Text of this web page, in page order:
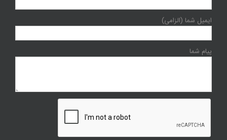
ایمیل شما (الزامی)
پیام شما